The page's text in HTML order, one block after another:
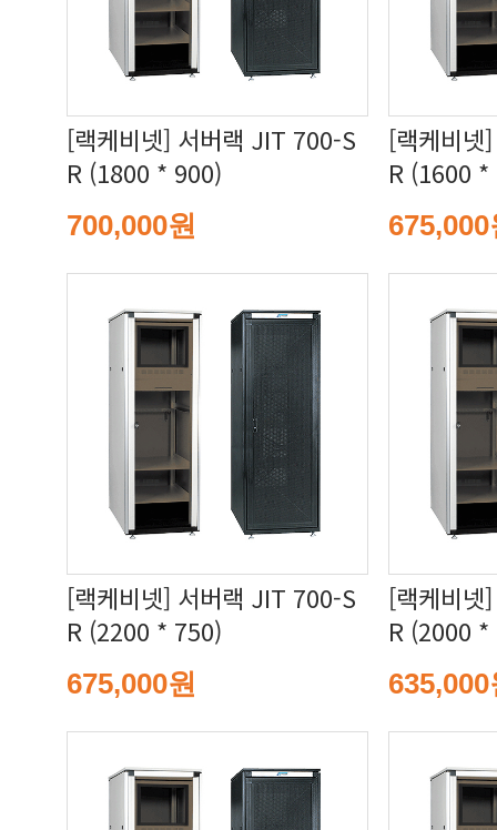
R (1800 * 900)
700,000원
R (1600
675,000
R (2200 * 750)
675,000원
R (2000
635,000